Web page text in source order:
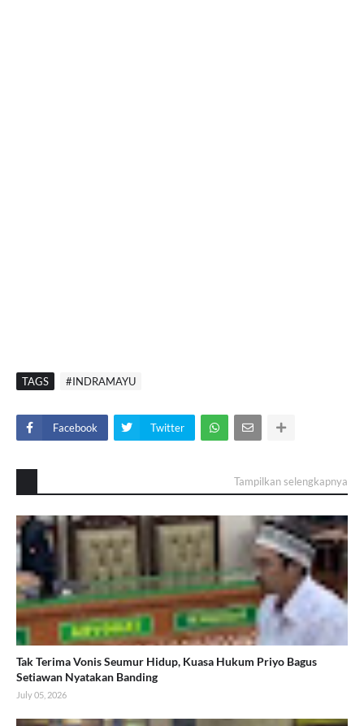
TAGS #INDRAMAYU
Facebook Twitter
Tampilkan selengkapnya
Tak Terima Vonis Seumur Hidup, Kuasa Hukum Priyo Bagus
Setiawan Nyatakan Banding
July 05, 2026